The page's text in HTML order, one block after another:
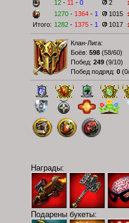
12 - 11 - 0
2
1270 - 1364 - 1
1015
Итого: 1282 - 1375 - 1 1017
Клан-Лига:
Боёв: 598 (58/60)
Побед: 249 (9/10)
Побед подряд: 0 (
Награды:
Подарены букеты: